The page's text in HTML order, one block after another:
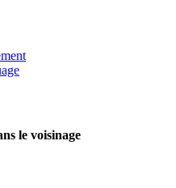
le voisinage